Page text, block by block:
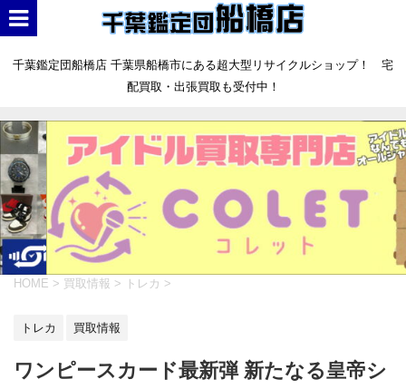
千葉鑑定団船橋店 千葉県船橋市にある超大型リサイクルショップ！ 宅
配買取・出張買取も受付中！
HOME > 買取情報 > トレカ >
トレカ 買取情報
ワンピースカード最新弾 新たなる皇帝シ